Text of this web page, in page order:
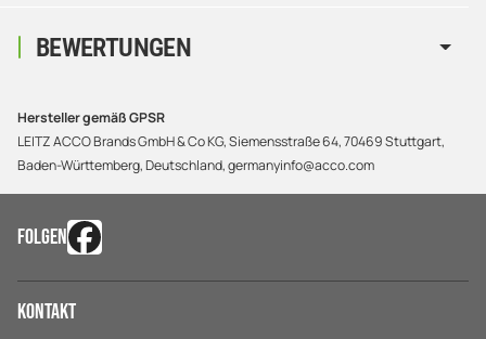
BEWERTUNGEN
Hersteller gemäß GPSR
LEITZ ACCO Brands GmbH & Co KG, Siemensstraße 64, 70469 Stuttgart,
Baden-Württemberg, Deutschland, germanyinfo@acco.com
FOLGEN
Kontakt